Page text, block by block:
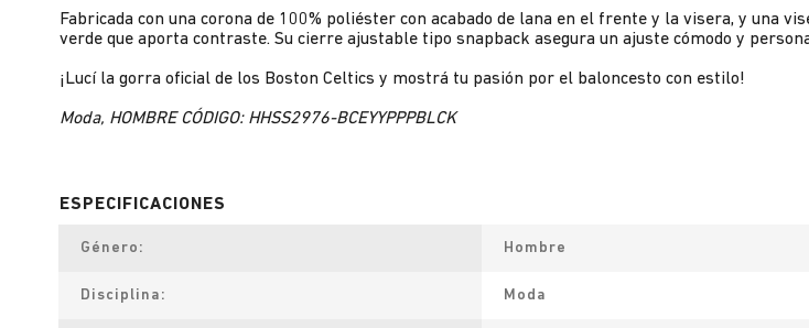
Fabricada con una corona de 100% poliéster con acabado de lana en el frente y la visera, y una
verde que aporta contraste. Su cierre ajustable tipo snapback asegura un ajuste cómodo y
¡Lucí la gorra oficial de los Boston Celtics y mostrá tu pasión por el baloncesto con estilo!
Moda, HOMBRE CÓDIGO: HHSS2976-BCEYYPPPBLCK
Género Hombre
Disciplina Moda